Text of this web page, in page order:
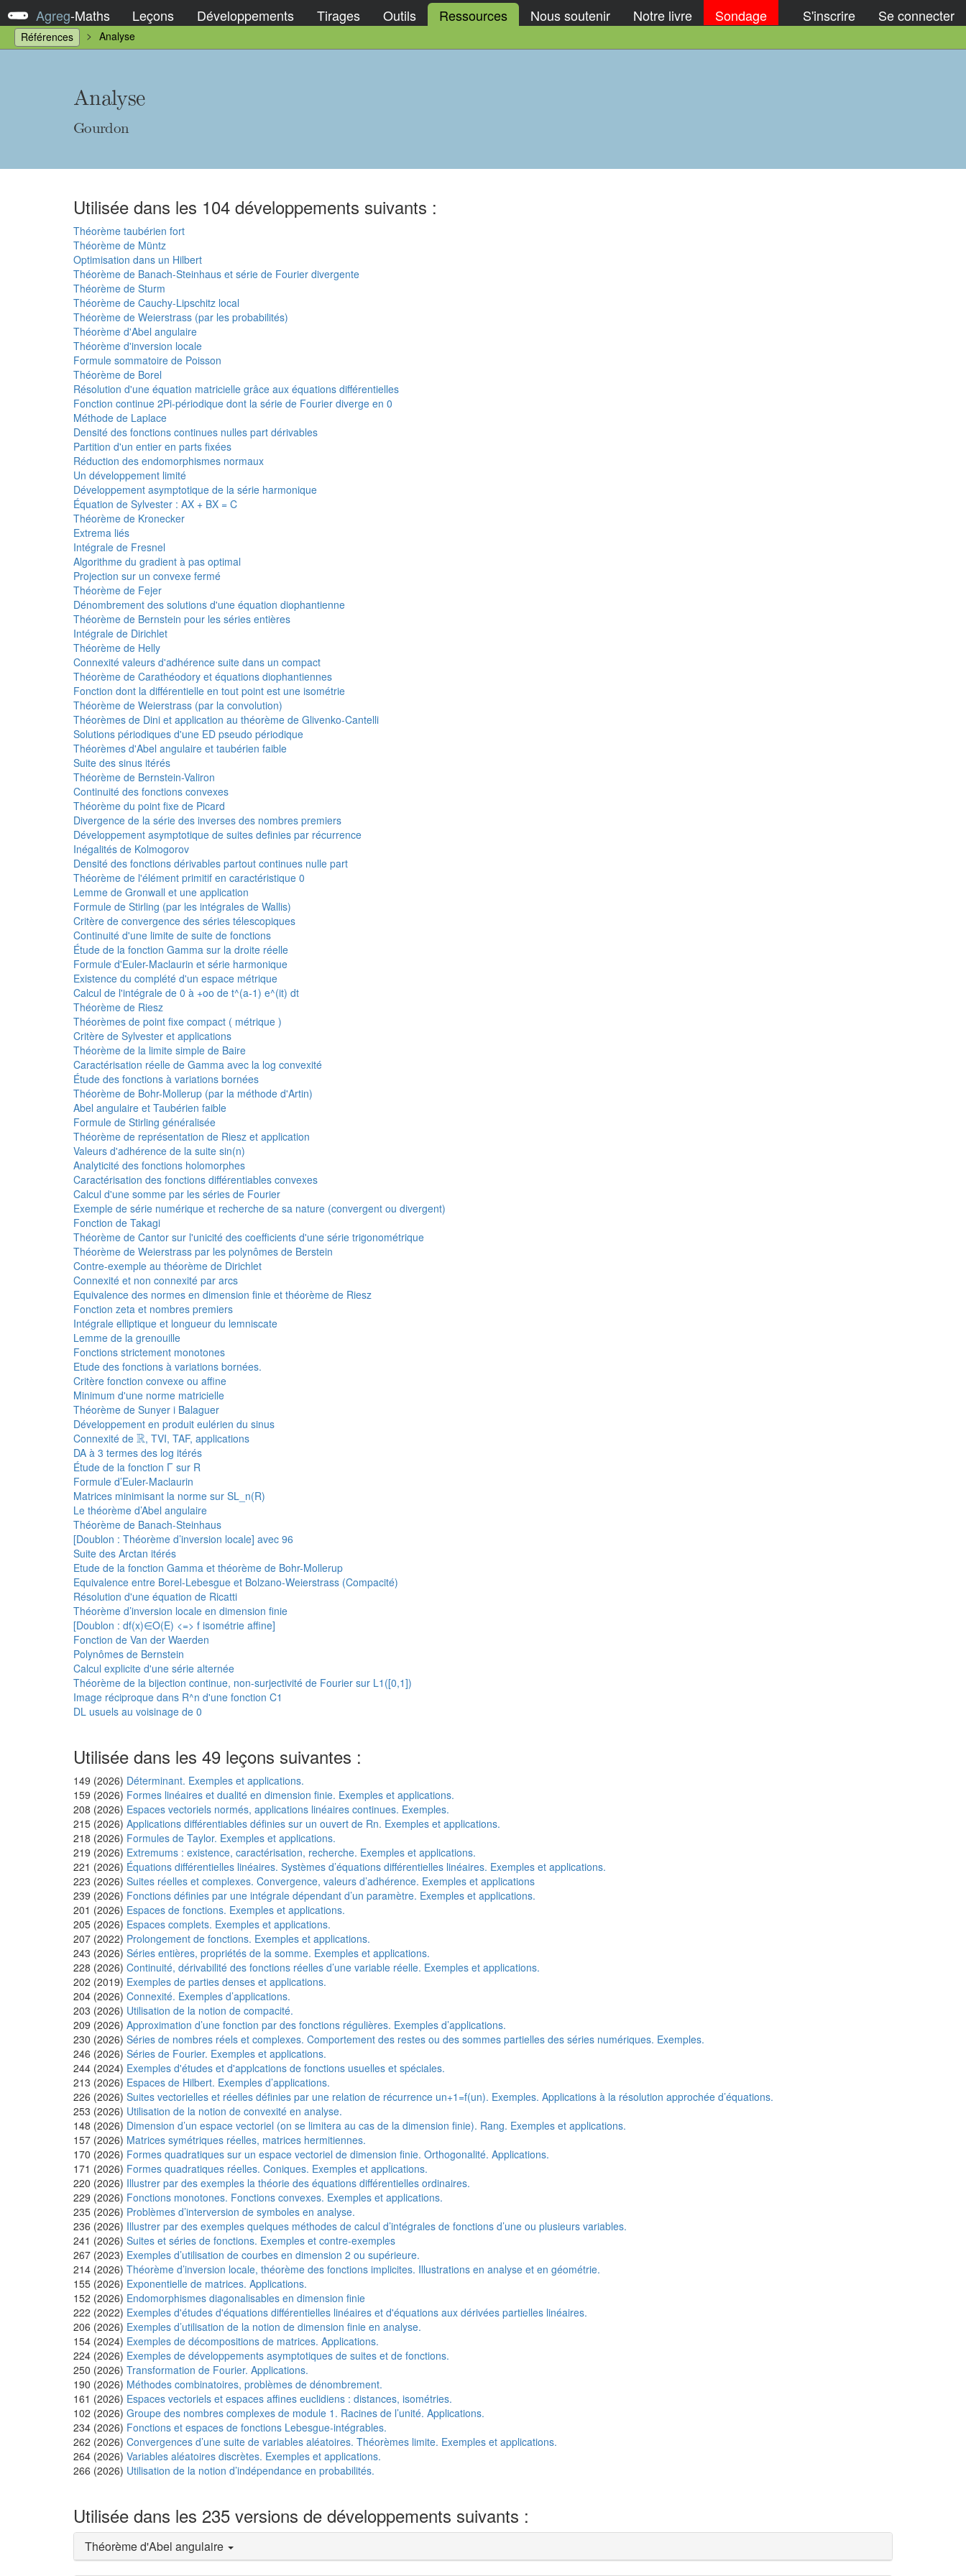
Agreg-Maths Leçons Développements Tirages Outils Ressources Nous soutenir Notre livre Sondage S'inscrire Se connecter
Références Analyse
Analyse
Gourdon
Utilisée dans les 104 développements suivants :
Théorème taubérien fort
Théorème de Müntz
Optimisation dans un Hilbert
Théorème de Banach-Steinhaus et série de Fourier divergente
Théorème de Sturm
Théorème de Cauchy-Lipschitz local
Théorème de Weierstrass (par les probabilités)
Théorème d'Abel angulaire
Théorème d'inversion locale
Formule sommatoire de Poisson
Théorème de Borel
Résolution d'une équation matricielle grâce aux équations différentielles
Fonction continue 2Pi-périodique dont la série de Fourier diverge en 0
Méthode de Laplace
Densité des fonctions continues nulles part dérivables
Partition d'un entier en parts fixées
Réduction des endomorphismes normaux
Un développement limité
Développement asymptotique de la série harmonique
Équation de Sylvester : AX + BX = C
Théorème de Kronecker
Extrema liés
Intégrale de Fresnel
Algorithme du gradient à pas optimal
Projection sur un convexe fermé
Théorème de Fejer
Dénombrement des solutions d'une équation diophantienne
Théorème de Bernstein pour les séries entières
Intégrale de Dirichlet
Théorème de Helly
Connexité valeurs d'adhérence suite dans un compact
Théorème de Carathéodory et équations diophantiennes
Fonction dont la différentielle en tout point est une isométrie
Théorème de Weierstrass (par la convolution)
Théorèmes de Dini et application au théorème de Glivenko-Cantelli
Solutions périodiques d'une ED pseudo périodique
Théorèmes d'Abel angulaire et taubérien faible
Suite des sinus itérés
Théorème de Bernstein-Valiron
Continuité des fonctions convexes
Théorème du point fixe de Picard
Divergence de la série des inverses des nombres premiers
Développement asymptotique de suites definies par récurrence
Inégalités de Kolmogorov
Densité des fonctions dérivables partout continues nulle part
Théorème de l'élément primitif en caractéristique 0
Lemme de Gronwall et une application
Formule de Stirling (par les intégrales de Wallis)
Critère de convergence des séries télescopiques
Continuité d'une limite de suite de fonctions
Étude de la fonction Gamma sur la droite réelle
Formule d'Euler-Maclaurin et série harmonique
Existence du complété d'un espace métrique
Calcul de l'intégrale de 0 à +oo de t^(a-1) e^(it) dt
Théorème de Riesz
Théorèmes de point fixe compact ( métrique )
Critère de Sylvester et applications
Théorème de la limite simple de Baire
Caractérisation réelle de Gamma avec la log convexité
Étude des fonctions à variations bornées
Théorème de Bohr-Mollerup (par la méthode d'Artin)
Abel angulaire et Taubérien faible
Formule de Stirling généralisée
Théorème de représentation de Riesz et application
Valeurs d'adhérence de la suite sin(n)
Analyticité des fonctions holomorphes
Caractérisation des fonctions différentiables convexes
Calcul d'une somme par les séries de Fourier
Exemple de série numérique et recherche de sa nature (convergent ou divergent)
Fonction de Takagi
Théorème de Cantor sur l'unicité des coefficients d'une série trigonométrique
Théorème de Weierstrass par les polynômes de Berstein
Contre-exemple au théorème de Dirichlet
Connexité et non connexité par arcs
Equivalence des normes en dimension finie et théorème de Riesz
Fonction zeta et nombres premiers
Intégrale elliptique et longueur du lemniscate
Lemme de la grenouille
Fonctions strictement monotones
Etude des fonctions à variations bornées.
Critère fonction convexe ou affine
Minimum d'une norme matricielle
Théorème de Sunyer i Balaguer
Développement en produit eulérien du sinus
Connexité de R
R, TVI, TAF, applications
DA à 3 termes des log itérés
Étude de la fonction Γ sur R
Formule d’Euler-Maclaurin
Matrices minimisant la norme sur SL_n(R)
Le théorème d’Abel angulaire
Théorème de Banach-Steinhaus
[Doublon : Théorème d’inversion locale] avec 96
Suite des Arctan itérés
Etude de la fonction Gamma et théorème de Bohr-Mollerup
Equivalence entre Borel-Lebesgue et Bolzano-Weierstrass (Compacité)
Résolution d'une équation de Ricatti
Théorème d’inversion locale en dimension finie
[Doublon : df(x)∈O(E) <=> f isométrie affine]
Fonction de Van der Waerden
Polynômes de Bernstein
Calcul explicite d'une série alternée
Théorème de la bijection continue, non-surjectivité de Fourier sur L1([0,1])
Image réciproque dans R^n d'une fonction C1
DL usuels au voisinage de 0
Utilisée dans les 49 leçons suivantes :
149 (2026) Déterminant. Exemples et applications.
159 (2026) Formes linéaires et dualité en dimension finie. Exemples et applications.
208 (2026) Espaces vectoriels normés, applications linéaires continues. Exemples.
215 (2026) Applications différentiables définies sur un ouvert de Rn. Exemples et applications.
218 (2026) Formules de Taylor. Exemples et applications.
219 (2026) Extremums : existence, caractérisation, recherche. Exemples et applications.
221 (2026) Équations différentielles linéaires. Systèmes d’équations différentielles linéaires. Exemples et applications.
223 (2026) Suites réelles et complexes. Convergence, valeurs d’adhérence. Exemples et applications
239 (2026) Fonctions définies par une intégrale dépendant d’un paramètre. Exemples et applications.
201 (2026) Espaces de fonctions. Exemples et applications.
205 (2026) Espaces complets. Exemples et applications.
207 (2022) Prolongement de fonctions. Exemples et applications.
243 (2026) Séries entières, propriétés de la somme. Exemples et applications.
228 (2026) Continuité, dérivabilité des fonctions réelles d’une variable réelle. Exemples et applications.
202 (2019) Exemples de parties denses et applications.
204 (2026) Connexité. Exemples d’applications.
203 (2026) Utilisation de la notion de compacité.
209 (2026) Approximation d’une fonction par des fonctions régulières. Exemples d’applications.
230 (2026) Séries de nombres réels et complexes. Comportement des restes ou des sommes partielles des séries numériques. Exemples.
246 (2026) Séries de Fourier. Exemples et applications.
244 (2024) Exemples d'études et d'applcations de fonctions usuelles et spéciales.
213 (2026) Espaces de Hilbert. Exemples d’applications.
226 (2026) Suites vectorielles et réelles définies par une relation de récurrence un+1=f(un). Exemples. Applications à la résolution approchée d’équations.
253 (2026) Utilisation de la notion de convexité en analyse.
148 (2026) Dimension d’un espace vectoriel (on se limitera au cas de la dimension finie). Rang. Exemples et applications.
157 (2026) Matrices symétriques réelles, matrices hermitiennes.
170 (2026) Formes quadratiques sur un espace vectoriel de dimension finie. Orthogonalité. Applications.
171 (2026) Formes quadratiques réelles. Coniques. Exemples et applications.
220 (2026) Illustrer par des exemples la théorie des équations différentielles ordinaires.
229 (2026) Fonctions monotones. Fonctions convexes. Exemples et applications.
235 (2026) Problèmes d’interversion de symboles en analyse.
236 (2026) Illustrer par des exemples quelques méthodes de calcul d’intégrales de fonctions d’une ou plusieurs variables.
241 (2026) Suites et séries de fonctions. Exemples et contre-exemples
267 (2023) Exemples d’utilisation de courbes en dimension 2 ou supérieure.
214 (2026) Théorème d’inversion locale, théorème des fonctions implicites. Illustrations en analyse et en géométrie.
155 (2026) Exponentielle de matrices. Applications.
152 (2026) Endomorphismes diagonalisables en dimension finie
222 (2022) Exemples d'études d'équations différentielles linéaires et d'équations aux dérivées partielles linéaires.
206 (2026) Exemples d’utilisation de la notion de dimension finie en analyse.
154 (2024) Exemples de décompositions de matrices. Applications.
224 (2026) Exemples de développements asymptotiques de suites et de fonctions.
250 (2026) Transformation de Fourier. Applications.
190 (2026) Méthodes combinatoires, problèmes de dénombrement.
161 (2026) Espaces vectoriels et espaces affines euclidiens : distances, isométries.
102 (2026) Groupe des nombres complexes de module 1. Racines de l’unité. Applications.
234 (2026) Fonctions et espaces de fonctions Lebesgue-intégrables.
262 (2026) Convergences d’une suite de variables aléatoires. Théorèmes limite. Exemples et applications.
264 (2026) Variables aléatoires discrètes. Exemples et applications.
266 (2026) Utilisation de la notion d’indépendance en probabilités.
Utilisée dans les 235 versions de développements suivants :
Théorème d'Abel angulaire